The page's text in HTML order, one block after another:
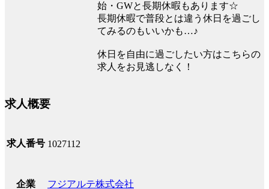
始・GWと長期休暇もあります☆
長期休暇で普段とは違う休日を過ごし
てみるのもいいかも…♪
休日を自由に過ごしたい方はこちらの
求人をお見逃しなく！
求人概要
求人番号 1027112
企業 フジアルテ株式会社